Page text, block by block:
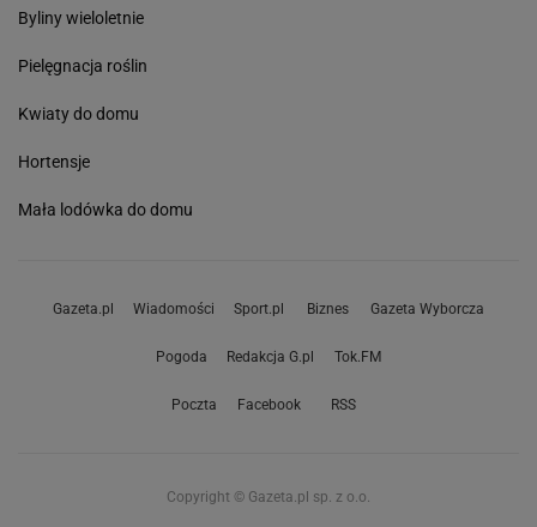
Byliny wieloletnie
Pielęgnacja roślin
Kwiaty do domu
Hortensje
Mała lodówka do domu
Gazeta.pl Wiadomości Sport.pl Biznes Gazeta Wyborcza
Pogoda Redakcja G.pl Tok.FM
Poczta Facebook RSS
Copyright © Gazeta.pl sp. z o.o.